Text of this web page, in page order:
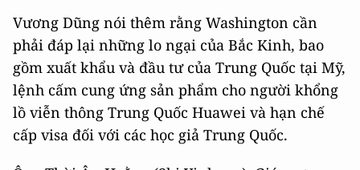
Vương Dũng nói thêm rằng Washington cần
phải đáp lại những lo ngại của Bắc Kinh, bao
gồm xuất khẩu và đầu tư của Trung Quốc tại Mỹ,
lệnh cấm cung ứng sản phẩm cho người khổng
lồ viễn thông Trung Quốc Huawei và hạn chế
cấp visa đối với các học giả Trung Quốc.